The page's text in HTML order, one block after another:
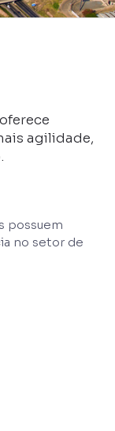
agilidade,
possuem
no setor de